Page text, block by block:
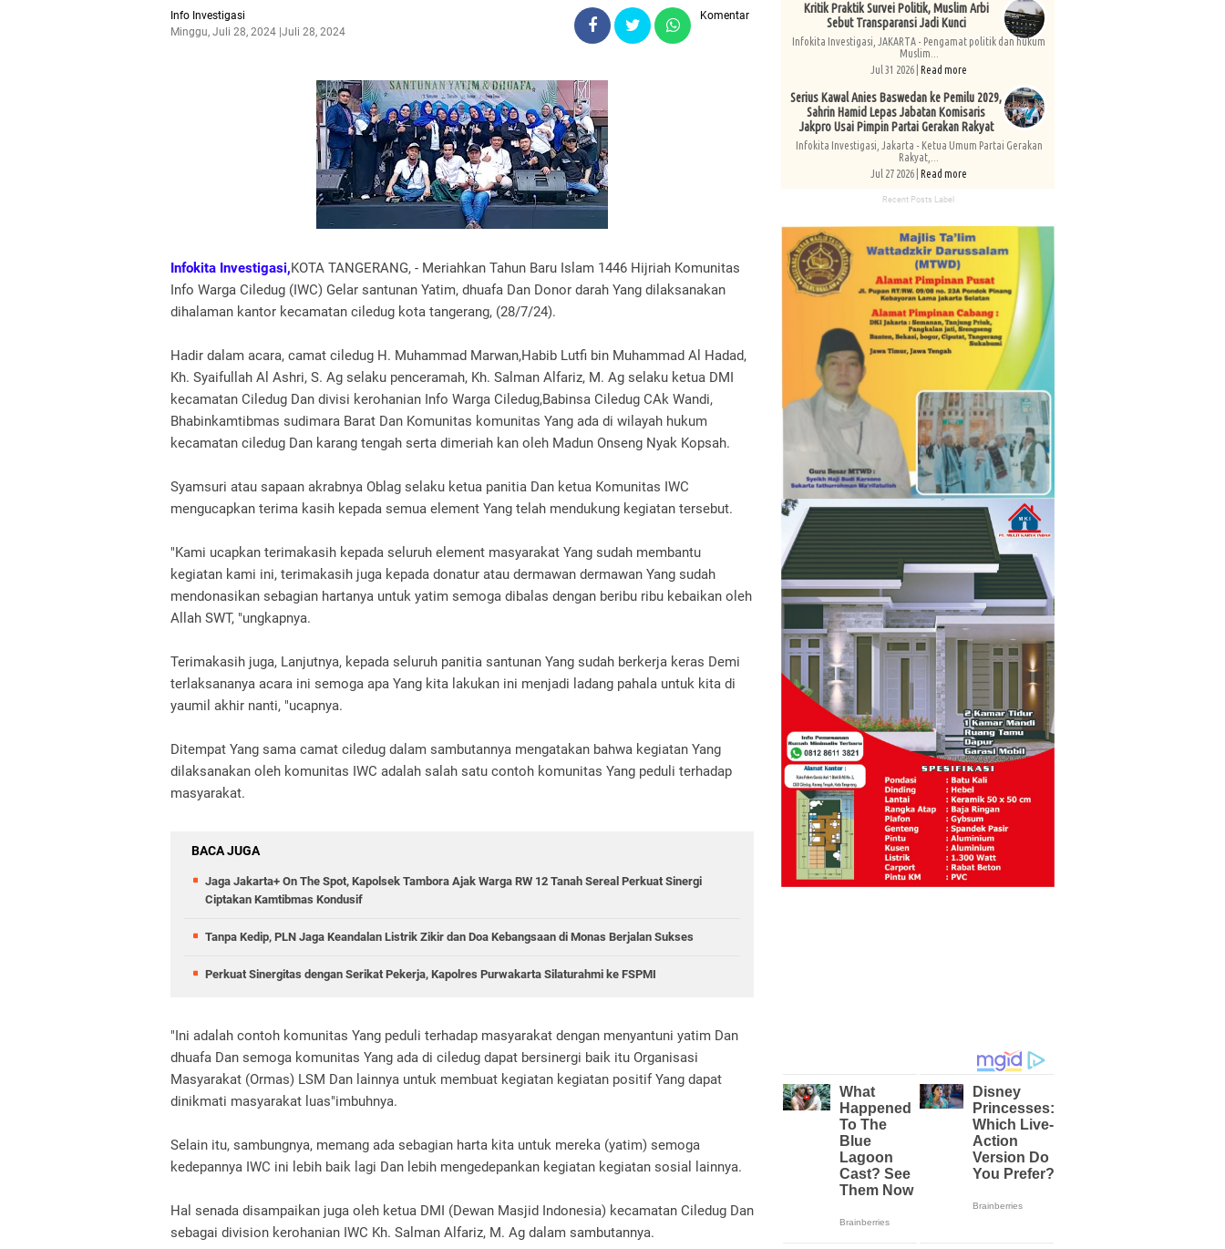
Info Investigasi
Minggu, Juli 28, 2024 Juli 28, 2024
Komentar
Infokita Investigasi,KOTA TANGERANG, - Meriahkan Tahun Baru Islam 1446 Hijriah Komunitas
Info Warga Ciledug (IWC) Gelar santunan Yatim, dhuafa Dan Donor darah Yang dilaksanakan
dihalaman kantor kecamatan ciledug kota tangerang, (28/7/24).
Hadir dalam acara, camat ciledug H. Muhammad Marwan,Habib Lutfi bin Muhammad Al Hadad,
Kh. Syaifullah Al Ashri, S. Ag selaku penceramah, Kh. Salman Alfariz, M. Ag selaku ketua DMI
kecamatan Ciledug Dan divisi kerohanian Info Warga Ciledug,Babinsa Ciledug CAk Wandi,
Bhabinkamtibmas sudimara Barat Dan Komunitas komunitas Yang ada di wilayah hukum
kecamatan ciledug Dan karang tengah serta dimeriah kan oleh Madun Onseng Nyak Kopsah.
Syamsuri atau sapaan akrabnya Oblag selaku ketua panitia Dan ketua Komunitas IWC
mengucapkan terima kasih kepada semua element Yang telah mendukung kegiatan tersebut.
"Kami ucapkan terimakasih kepada seluruh element masyarakat Yang sudah membantu
kegiatan kami ini, terimakasih juga kepada donatur atau dermawan dermawan Yang sudah
mendonasikan sebagian hartanya untuk yatim semoga dibalas dengan beribu ribu kebaikan oleh
Allah SWT, "ungkapnya.
Terimakasih juga, Lanjutnya, kepada seluruh panitia santunan Yang sudah berkerja keras Demi
terlaksananya acara ini semoga apa Yang kita lakukan ini menjadi ladang pahala untuk kita di
yaumil akhir nanti, "ucapnya.
Ditempat Yang sama camat ciledug dalam sambutannya mengatakan bahwa kegiatan Yang
dilaksanakan oleh komunitas IWC adalah salah satu contoh komunitas Yang peduli terhadap
masyarakat.
BACA JUGA
Jaga Jakarta+ On The Spot, Kapolsek Tambora Ajak Warga RW 12 Tanah Sereal Perkuat Sinergi
Ciptakan Kamtibmas Kondusif
Tanpa Kedip, PLN Jaga Keandalan Listrik Zikir dan Doa Kebangsaan di Monas Berjalan Sukses
Perkuat Sinergitas dengan Serikat Pekerja, Kapolres Purwakarta Silaturahmi ke FSPMI
"Ini adalah contoh komunitas Yang peduli terhadap masyarakat dengan menyantuni yatim Dan
dhuafa Dan semoga komunitas Yang ada di ciledug dapat bersinergi baik itu Organisasi
Masyarakat (Ormas) LSM Dan lainnya untuk membuat kegiatan kegiatan positif Yang dapat
dinikmati masyarakat luas"imbuhnya.
Selain itu, sambungnya, memang ada sebagian harta kita untuk mereka (yatim) semoga
kedepannya IWC ini lebih baik lagi Dan lebih mengedepankan kegiatan kegiatan sosial lainnya.
Hal senada disampaikan juga oleh ketua DMI (Dewan Masjid Indonesia) kecamatan Ciledug Dan
sebagai division kerohanian IWC Kh. Salman Alfariz, M. Ag dalam sambutannya.
Kritik Praktik Survei Politik, Muslim Arbi
Sebut Transparansi Jadi Kunci
Infokita Investigasi, JAKARTA - Pengamat politik dan hukum
Muslim...
Jul 31 2026 | Read more
Serius Kawal Anies Baswedan ke Pemilu 2029,
Sahrin Hamid Lepas Jabatan Komisaris
Jakpro Usai Pimpin Partai Gerakan Rakyat
Infokita Investigasi, Jakarta - Ketua Umum Partai Gerakan
Rakyat,...
Jul 27 2026 | Read more
Recent Posts Label